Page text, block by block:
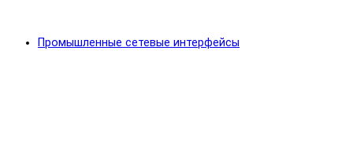
Промышленные сетевые интерфейсы